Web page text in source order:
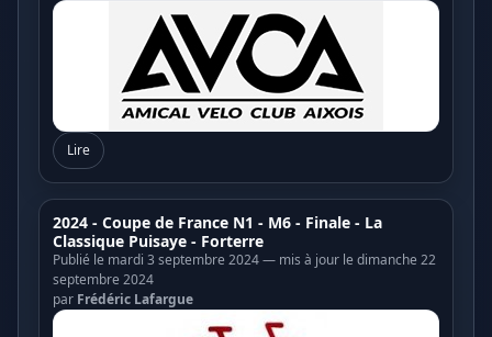
Lire
2024 - Coupe de France N1 - M6 - Finale - La
Classique Puisaye - Forterre
Publié le mardi 3 septembre 2024 — mis à jour le dimanche 22
septembre 2024
par Frédéric Lafargue